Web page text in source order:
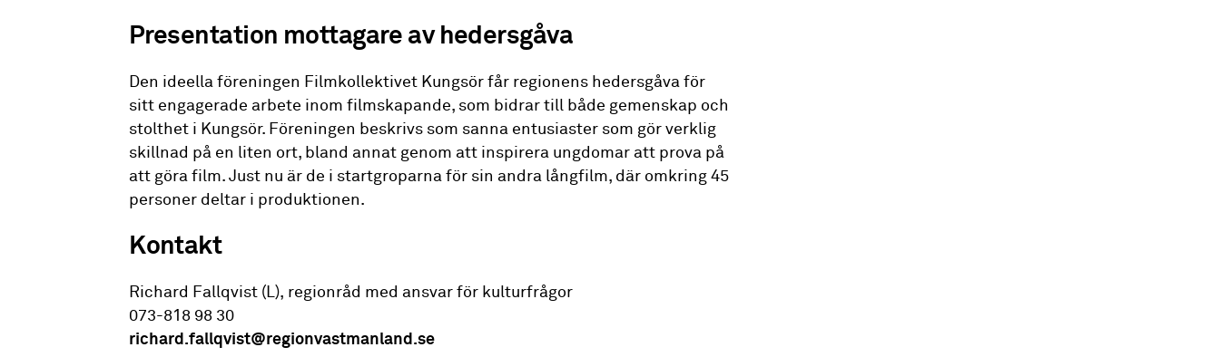
Presentation mottagare av hedersgåva
Den ideella föreningen Filmkollektivet Kungsör får regionens hedersgåva för
sitt engagerade arbete inom filmskapande, som bidrar till både gemenskap och
stolthet i Kungsör. Föreningen beskrivs som sanna entusiaster som gör verklig
skillnad på en liten ort, bland annat genom att inspirera ungdomar att prova på
att göra film. Just nu är de i startgroparna för sin andra långfilm, där omkring 45
personer deltar i produktionen.
Kontakt
Richard Fallqvist (L), regionråd med ansvar för kulturfrågor
073-818 98 30
richard.fallqvist@regionvastmanland.se